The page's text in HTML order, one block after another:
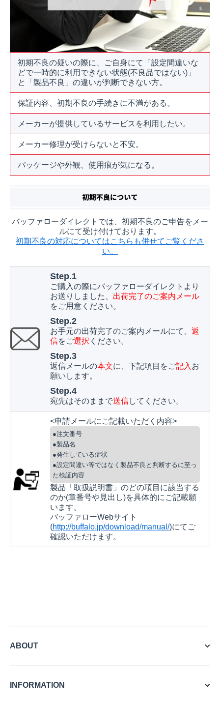
初期不良の疑いの際に、ご自身にて「設定間違いな
どで一時的に利用できない状態(不良品ではない)」
と「製品不良」の違いが判断できない方。
保証内容、初期不良の手続きに不満がある。
メーカーが提供しているサービスを利用したい。
メーカー修理が受けらないと不安。
パッケージや外観、使用痕が気になる。
バッファローダイレクトでは、初期不良のご申告をメー
ルにて受け付けております。
初期不良の対応についてはこちらも併せてご覧くださ
い。
Step.1
ご購入の際にバッファローダイレクトより
お送りしました、 出荷完了のご案内メール
をご用意ください。
Step.2
お手元の出荷完了のご案内メールにて、 返
信をご選択 ください。
Step.3
返信メールの本文に、下記項目をご記入 お
願いします。
Step.4
宛先はそのままで送信してください。
<申請メールにご記載いただく内容>
●注文番号
●製品名
●発生している症状
●設定間違い等ではなく製品不良と判断するに至っ
た検証内容
製品「取扱説明書」のどの項目に該当する
のか(章番号や見出し)を具体的にご記載願
います。
バッファローWebサイト
(http://buffalo.jp/download/manual/)にてご
確認いただけます。
ABOUT
INFORMATION